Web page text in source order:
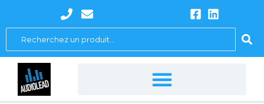
contenu
Search
...